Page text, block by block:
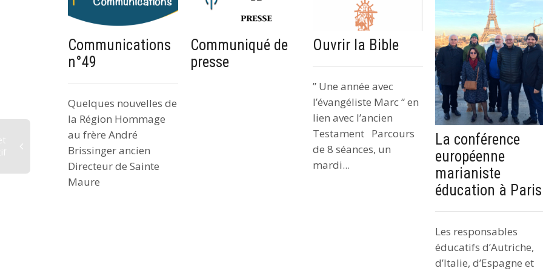
Communications
n°49
Quelques nouvelles de
la Région Hommage
au frère André
Brissinger ancien
Directeur de Sainte
Maure
Communiqué de
presse
Ouvrir la Bible
” Une année avec
l’évangéliste Marc “ en
lien avec l’ancien
Testament Parcours
de 8 séances, un
mardi...
La conférence
européenne
marianiste
éducation à Paris
Les responsables
éducatifs d’Autriche,
d’Italie, d’Espagne et